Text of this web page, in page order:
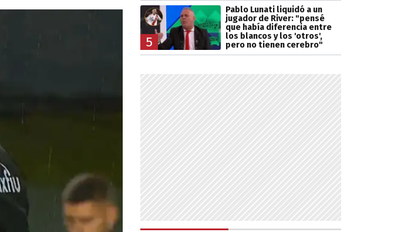
5
Pablo Lunati liquidó a un
jugador de River: "pensé
que había diferencia entre
los blancos y los 'otros',
pero no tienen cerebro"